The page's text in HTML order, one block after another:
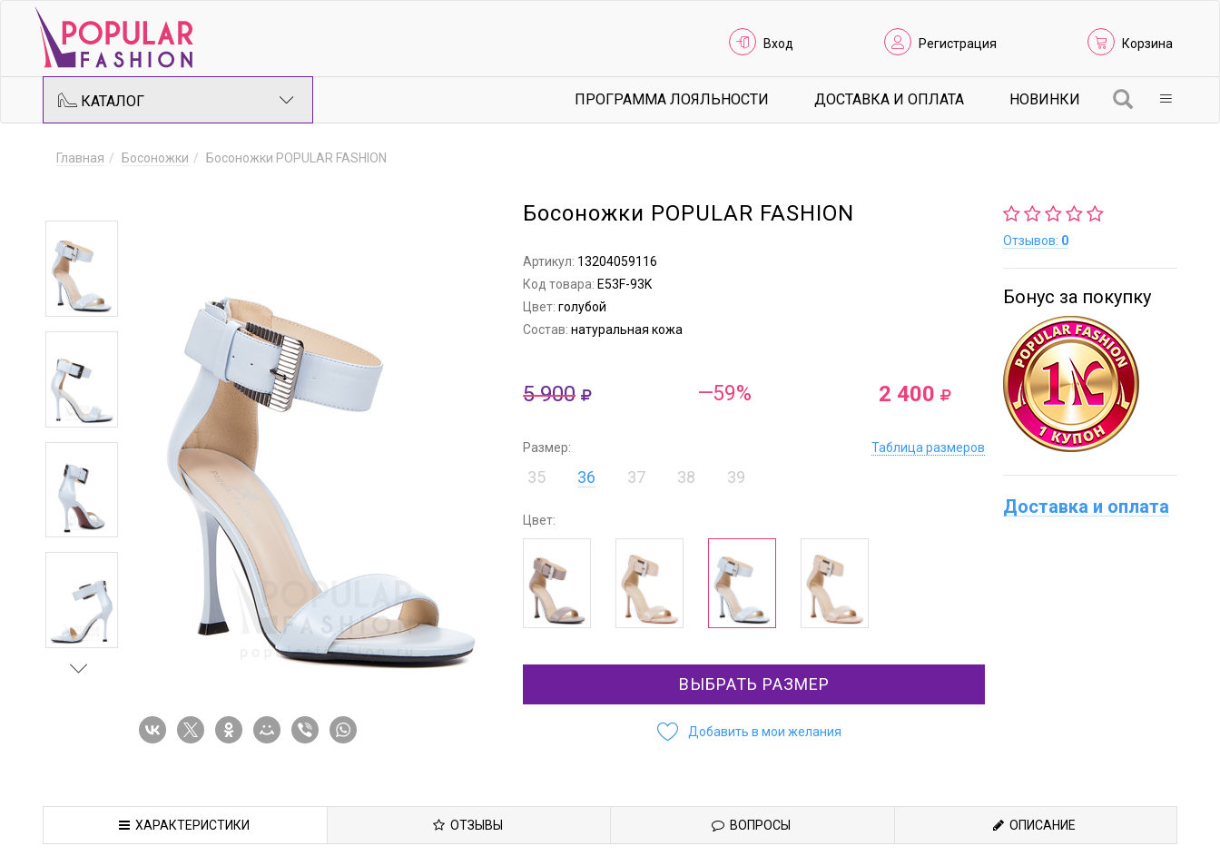
Вход Регистрация Корзина
КАТАЛОГ ПРОГРАММА ЛОЯЛЬНОСТИ ДОСТАВКА И ОПЛАТА НОВИНКИ
Главная Босоножки Босоножки POPULAR FASHION
Босоножки POPULAR FASHION
Артикул: 13204059116
Код товара: E53F-93K
Цвет:голубой
Состав:натуральная кожа
5 900 —59% 2 400
Размер: Таблица размеров
35 36 37 38 39
Цвет:
ВЫБРАТЬ РАЗМЕР
Добавить в мои желания
Отзывов: 0
Бонус за покупку
Доставка и оплата
ХАРАКТЕРИСТИКИ ОТЗЫВЫ ВОПРОСЫ ОПИСАНИЕ